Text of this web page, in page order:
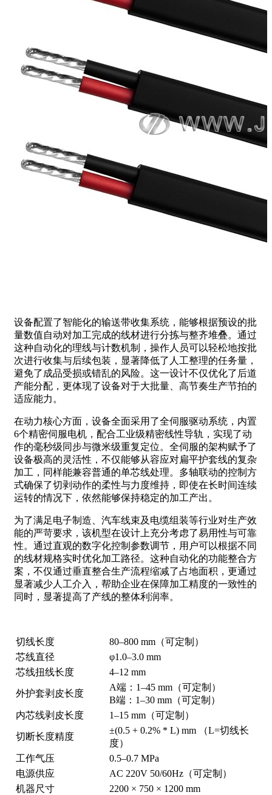
设备配置了智能化的输送带收集系统，能够根据预设的批
量数值自动对加工完成的线材进行分拣与整齐堆叠。通过
这种自动化的理线与计数机制，操作人员可以轻松地按批
次进行收集与后续包装，显著降低了人工整理的任务量，
避免了成品受损或错乱的风险。这一设计不仅优化了后道
产能分配，更体现了设备对于大批量、高节奏生产节拍的
适应能力。
在动力核心方面，设备全面采用了全伺服驱动系统，内置
6个精密伺服电机，配合工业级精密线性导轨，实现了动
作的毫秒级同步与微米级重复定位。全伺服的架构赋予了
设备极高的灵活性，不仅能够从容应对扁平护套线的复杂
加工，同样能兼容普通的单芯线处理。多轴联动的控制方
式确保了切剥动作的柔性与力度维持，即使在长时间连续
运转的情况下，依然能够保持稳定的加工产出。
为了满足电子制造、汽车线束及电缆组装等行业对生产效
能的严苛要求，该机型在设计上充分考虑了易用性与可靠
性。通过直观的数字化控制参数调节，用户可以根据不同
的线材规格实时优化加工路径。这种自动化的功能整合方
案，不仅通过垂直整合生产流程缩减了占地面积，更通过
显著减少人工介入，帮助企业在保障加工精度的一致性的
同时，显著提高了产线的整体利润率。
切线长度
80–800 mm（可定制）
芯线直径
φ1.0–3.0 mm
芯线扭线长度
4–12 mm
外护套剥皮长度
A端：1–45 mm（可定制）
B端：1–30 mm（可定制）
内芯线剥皮长度
1–15 mm（可定制）
切断长度精度
±(0.5 + 0.2% * L) mm （L=切线长
度）
工作气压
0.5–0.7 MPa
电源供应
AC 220V 50/60Hz（可定制）
机器尺寸
2200 × 750 × 1200 mm